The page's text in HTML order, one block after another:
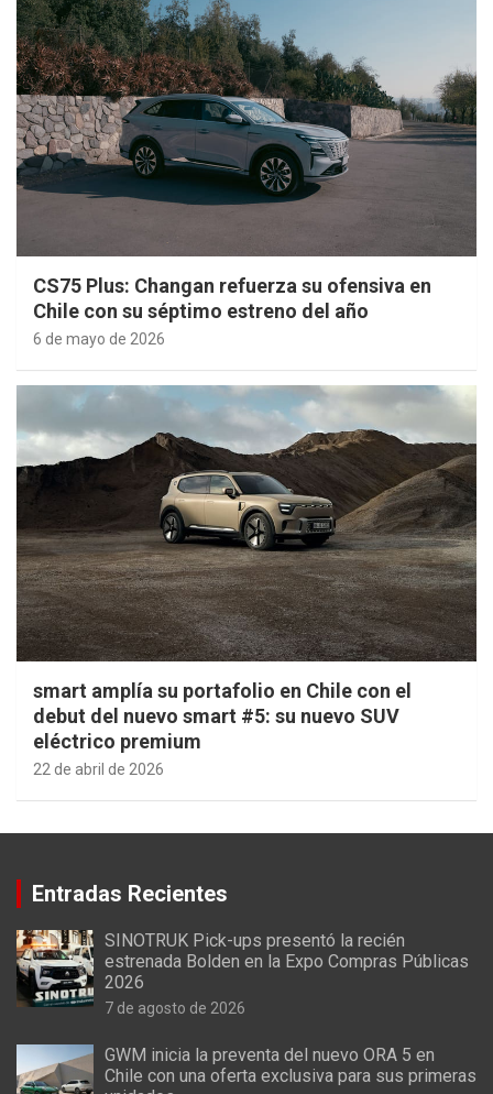
CS75 Plus: Changan refuerza su ofensiva en
Chile con su séptimo estreno del año
6 de mayo de 2026
smart amplía su portafolio en Chile con el
debut del nuevo smart #5: su nuevo SUV
eléctrico premium
22 de abril de 2026
Entradas Recientes
SINOTRUK Pick-ups presentó la recién
estrenada Bolden en la Expo Compras Públicas
2026
7 de agosto de 2026
GWM inicia la preventa del nuevo ORA 5 en
Chile con una oferta exclusiva para sus primeras